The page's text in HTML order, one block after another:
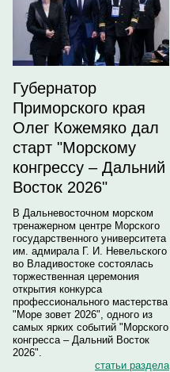
Губернатор
Приморского края
Олег Кожемяко дал
старт "Морскому
конгрессу – Дальний
Восток 2026"
В Дальневосточном морском
тренажерном центре Морского
государственного университета
им. адмирала Г. И. Невельского
во Владивостоке состоялась
торжественная церемония
открытия конкурса
профессионального мастерства
"Море зовет 2026", одного из
самых ярких событий "Морского
конгресса – Дальний Восток
2026".
статьи раздела